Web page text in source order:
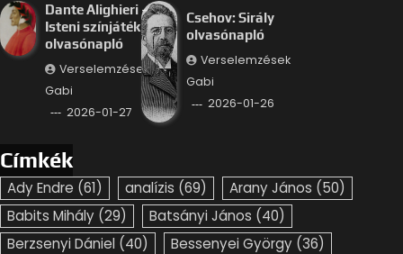
Dante Alighieri –
Isteni színjáték
olvasónapló
Verselemzések
Gabi
2026-01-27
Csehov: Sirály
olvasónapló
Verselemzések
Gabi
2026-01-26
Címkék
Ady Endre (61) analízis (69) Arany János (50)
Babits Mihály (29) Batsányi János (40)
Berzsenyi Dániel (40) Bessenyei György (36)